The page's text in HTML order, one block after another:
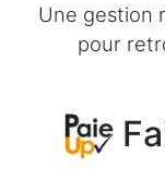
Une gestion
pour